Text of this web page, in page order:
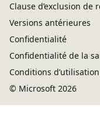
Clause d’exclusion de
Versions antérieures
Confidentialité
Confidentialité de la
Conditions d’utilisation
© Microsoft 2026